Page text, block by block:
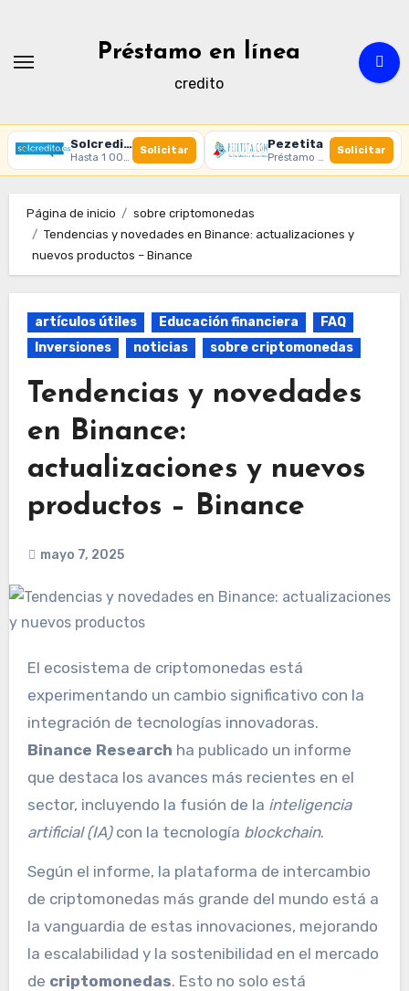
contenido
Préstamo en línea
credito
Solcredito
Hasta 1 000 € · 30 días · 100% online
Solicitar Pezetita
Préstamo online · Aprobación rápida
Solicitar
Página de inicio
sobre criptomonedas
Tendencias y novedades en Binance: actualizaciones y
nuevos productos – Binance
artículos útiles Educación financiera
FAQ
Inversiones
noticias sobre criptomonedas
Tendencias y novedades
en Binance:
actualizaciones y nuevos
productos – Binance
mayo 7, 2025
El ecosistema de criptomonedas está
experimentando un cambio significativo con la
integración de tecnologías innovadoras.
Binance Research ha publicado un informe
que destaca los avances más recientes en el
sector, incluyendo la fusión de la inteligencia
artificial (IA)con la tecnología blockchain.
Según el informe, la plataforma de intercambio
de criptomonedas más grande del mundo está a
la vanguardia de estas innovaciones, mejorando
la escalabilidad y la sostenibilidad en el mercado
de criptomonedas. Esto no solo está